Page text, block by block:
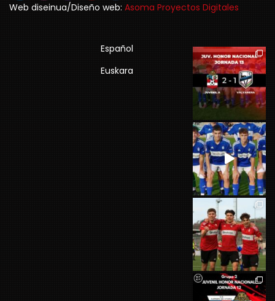
Web diseinua/Diseño web: Asoma Proyectos Digitales
Español
Euskara